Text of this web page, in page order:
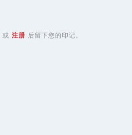
或 注册 后留下您的印记。